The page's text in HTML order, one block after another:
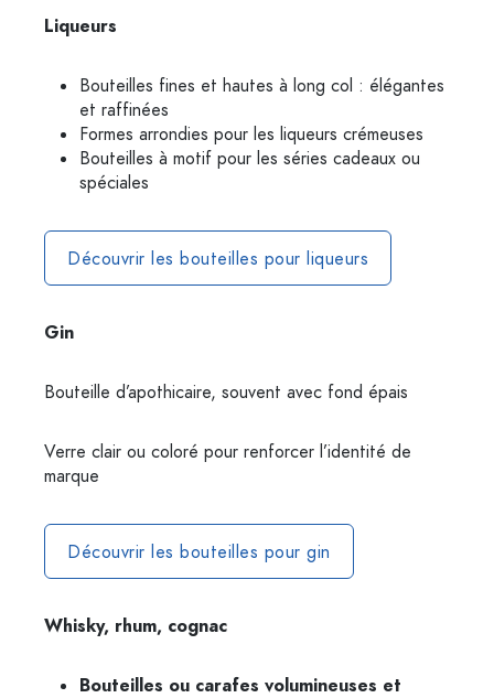
Liqueurs
Bouteilles fines et hautes à long col : élégantes
et raffinées
Formes arrondies pour les liqueurs crémeuses
Bouteilles à motif pour les séries cadeaux ou
spéciales
Découvrir les bouteilles pour liqueurs
Gin
Bouteille d’apothicaire, souvent avec fond épais
Verre clair ou coloré pour renforcer l’identité de
marque
Découvrir les bouteilles pour gin
Whisky, rhum, cognac
Bouteilles ou carafes volumineuses et